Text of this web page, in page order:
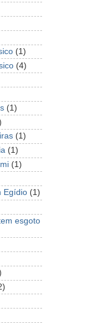
(1)
(4)
(1)
(1)
(1)
(1)
Egídio (1)
esgoto